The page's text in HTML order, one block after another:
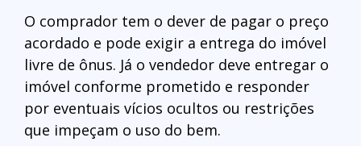
O comprador tem o dever de pagar o preço
acordado e pode exigir a entrega do imóvel
livre de ônus. Já o vendedor deve entregar o
imóvel conforme prometido e responder
por eventuais vícios ocultos ou restrições
que impeçam o uso do bem.